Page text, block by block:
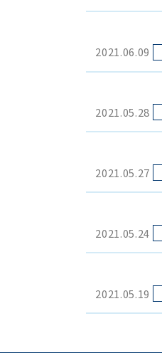
2021.06.09
2021.05.28
2021.05.27
2021.05.24
2021.05.19